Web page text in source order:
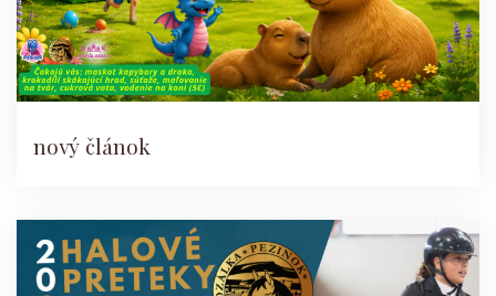
nový článok